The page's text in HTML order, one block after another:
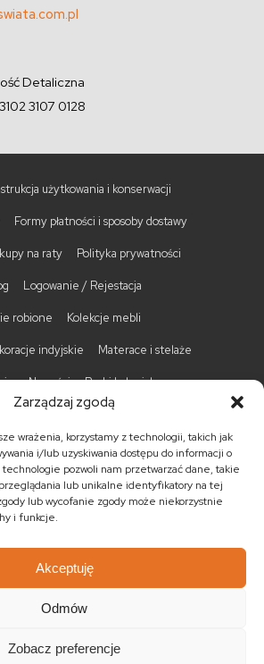
Zarządzaj zgodą
wrażenia, korzystamy z technologii, takich jak
i/lub uzyskiwania dostępu do informacji o
pozwoli nam przetwarzać dane, takie
lub unikalne identyfikatory na tej
lub wycofanie zgody może niekorzystnie
i funkcje.
Akceptuję
Odmów
Zobacz preferencje
Detaliczna
3107 0128
użytkowania i konserwacji
Formy płatności i sposoby dostawy
na raty Polityka prywatności
Logowanie / Rejestacja
robione Kolekcje mebli
indyjskie Materace i stelaże
Nowości Barki kolonialne
kolonialne Krzesła kolonialne
kolonialne Łóżka kolonialne
Półki kolonialne Regały kolonialne
kawowe Stoliki nocne
MEBLE ŚWIATA
IT.pl Strony internetowe Szczecin